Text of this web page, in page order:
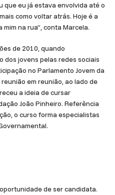
que eu já estava envolvida até o
como voltar atrás. Hoje é a
na rua”, conta Marcela.
de 2010, quando
dos jovens pelas redes sociais
no Parlamento Jovem da
em reunião, ao lado de
a ideia de cursar
João Pinheiro. Referência
o curso forma especialistas
de ser candidata.